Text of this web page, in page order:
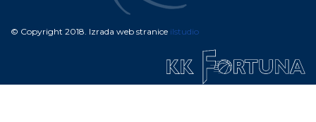
© Copyright 2018. Izrada web stranice ilstudio